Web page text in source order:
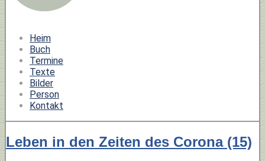
Heim
Buch
Termine
Texte
Bilder
Person
Kontakt
Leben in den Zeiten des Corona (15)